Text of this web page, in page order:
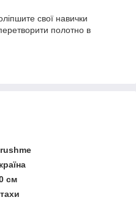
свої навички
полотно в
см